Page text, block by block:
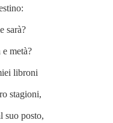
sarà?
metà?
libroni
stagioni,
suo posto,